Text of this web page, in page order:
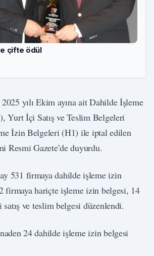
çifte ödül
yılı Ekim ayına ait Dahilde İşleme
Yurt İçi Satış ve Teslim Belgeleri
İzin Belgeleri (H1) ile iptal edilen
Resmi Gazete’de duyurdu.
531 firmaya dahilde işleme izin
firmaya hariçte işleme izin belgesi, 14
ve teslim belgesi düzenlendi.
24 dahilde işleme izin belgesi